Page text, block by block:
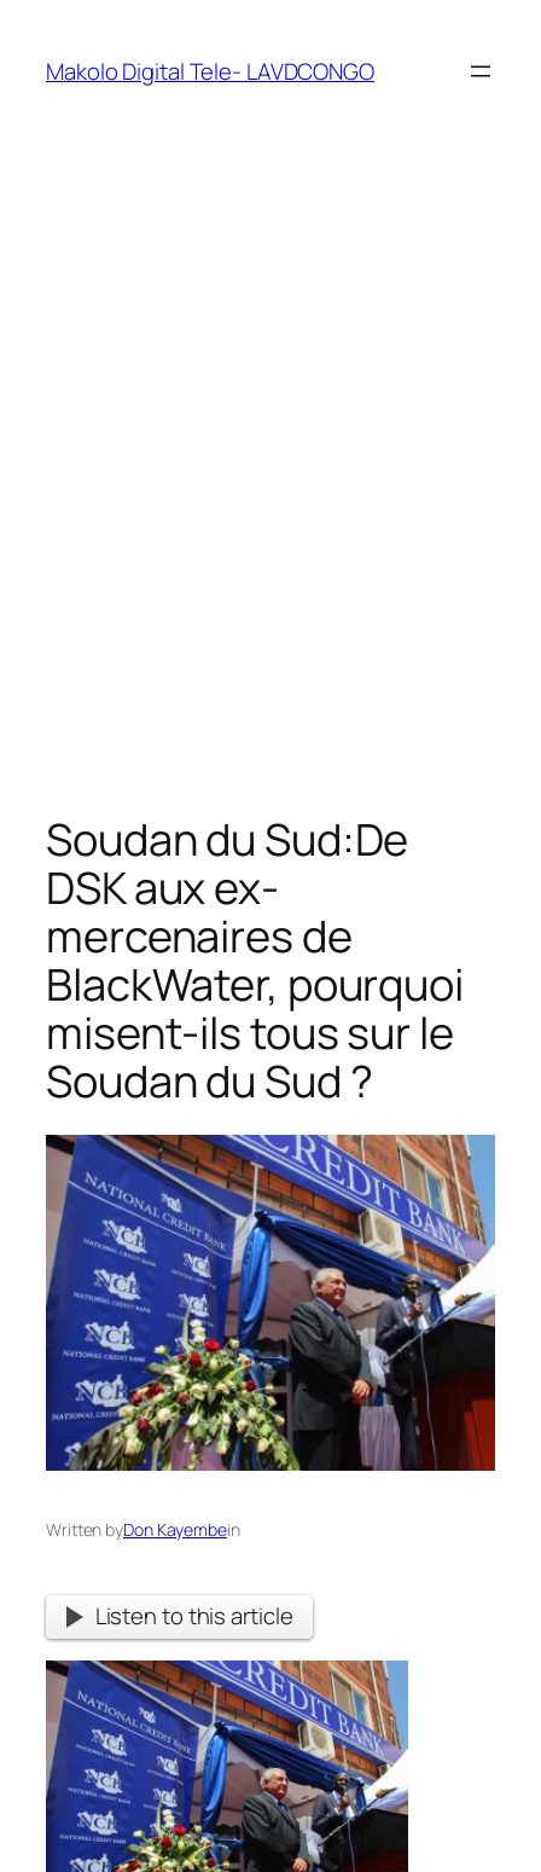
Makolo Digital Tele- LAVDCONGO
Soudan du Sud:De
DSK aux ex-
mercenaires de
BlackWater, pourquoi
misent-ils tous sur le
Soudan du Sud ?
Written byDon Kayembein
Listen to this article